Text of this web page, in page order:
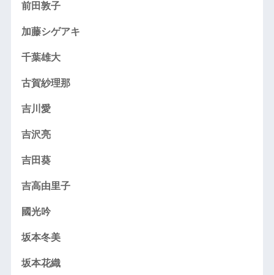
前田敦子
加藤シゲアキ
千葉雄大
古賀紗理那
吉川愛
吉沢亮
吉田葵
吉高由里子
國光吟
坂本冬美
坂本花織